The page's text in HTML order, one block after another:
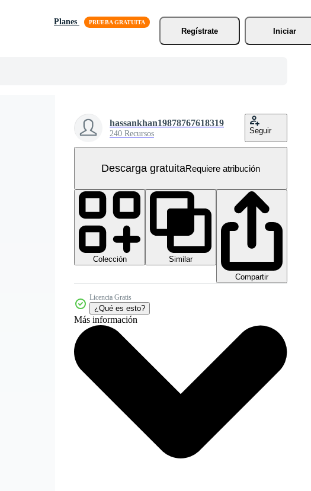
Planes
Regístrate
Iniciar
hassankhan19878767618319
240 Recursos Seguir
Descarga gratuitaRequiere atribución
Colección
Similar
Compartir
Licencia Gratis
¿Qué es esto?
Más información